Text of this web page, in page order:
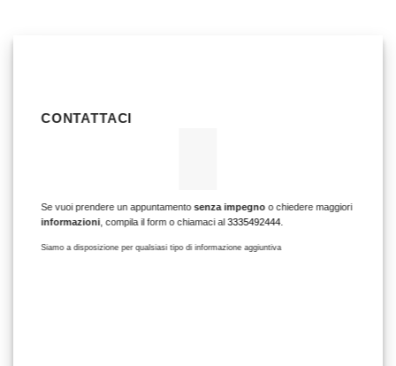
CONTATTACI
Se vuoi prendere un appuntamentosenza impegno o chiedere maggiori
informazioni, compila il form o chiamaci al3335492444.
Siamo a disposizione per qualsiasi tipo di informazione aggiuntiva